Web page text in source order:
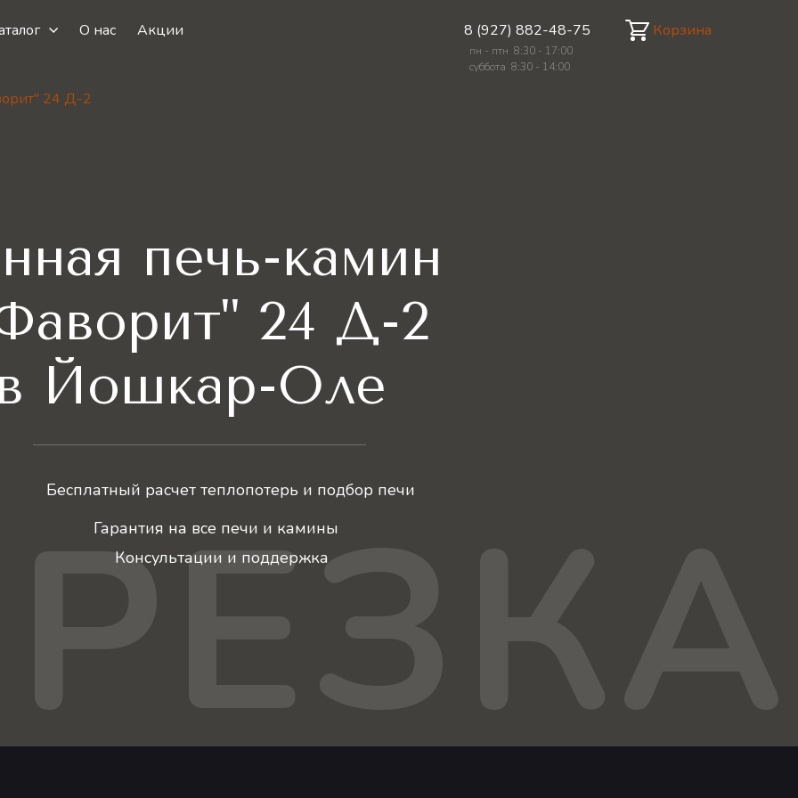
О нас Акции 8 (927) 882-48-75 Корзина
печь-камин
24 Д-2
Йошкар-Оле
Бесплатный расчет теплопотерь и подбор печи
Гарантия на все печи и камины
Консультации и поддержка
24 Д-2
пн - птн 8:30 - 17:00
суббота 8:30 - 14:00